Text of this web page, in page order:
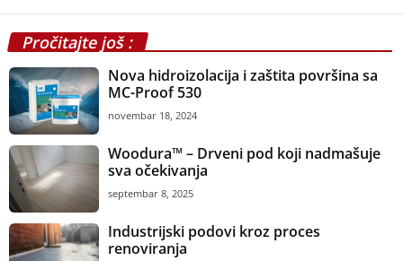
Pročitajte još :
Nova hidroizolacija i zaštita površina sa
MC-Proof 530
novembar 18, 2024
Woodura™ – Drveni pod koji nadmašuje
sva očekivanja
septembar 8, 2025
Industrijski podovi kroz proces
renoviranja